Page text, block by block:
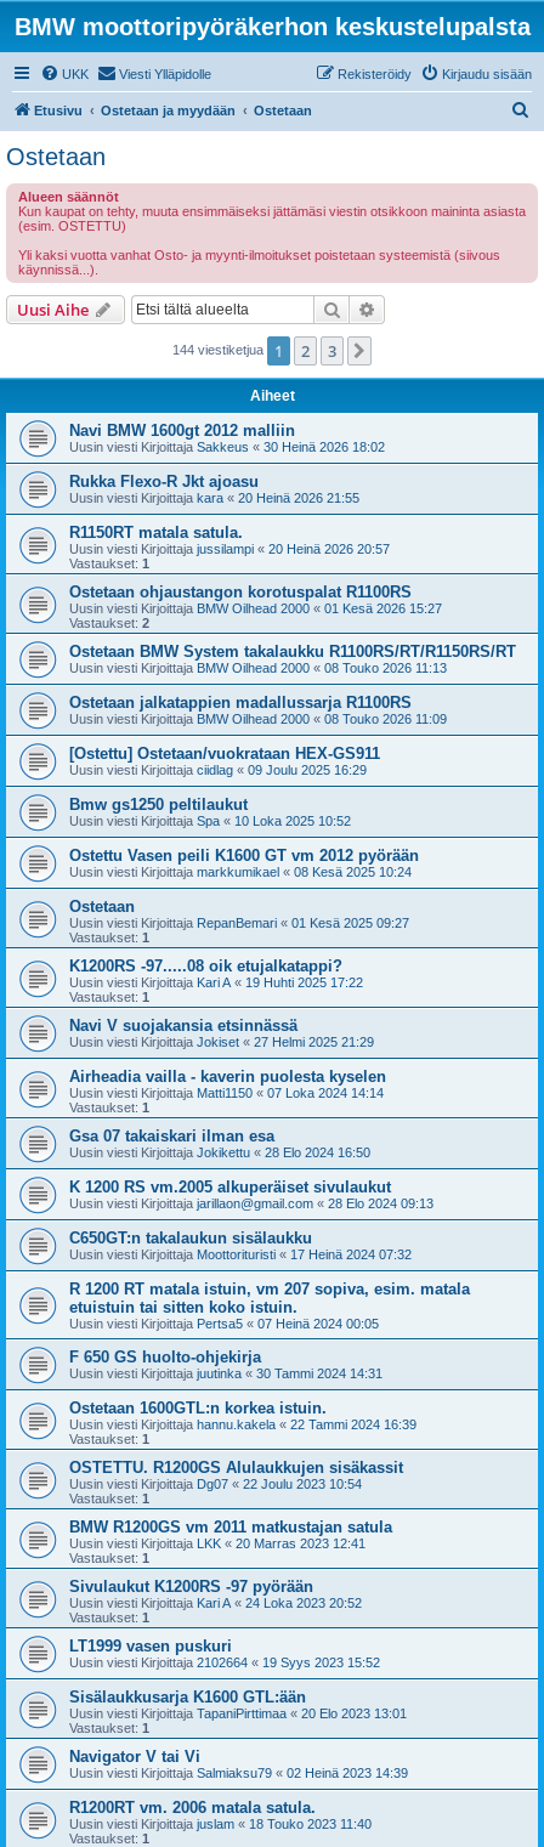
BMW moottoripyöräkerhon keskustelupalsta
UKK Viesti Ylläpidolle Kirjaudu sisään
Rekisteröidy
Etusivu Ostetaan ja myydään Ostetaan
Ostetaan
Alueen säännöt
Kun kaupat on tehty, muuta ensimmäiseksi jättämäsi viestin otsikkoon maininta asiasta
(esim. OSTETTU)
Yli kaksi vuotta vanhat Osto- ja myynti-ilmoitukset poistetaan systeemistä (siivous
käynnissä...).
Uusi Aihe Etsi
144 viestiketjua 1 2 3
Aiheet
Navi BMW 1600gt 2012 malliin
Uusin viesti Kirjoittaja Sakkeus « 30 Heinä 2026 18:02
Rukka Flexo-R Jkt ajoasu
Uusin viesti Kirjoittaja kara « 20 Heinä 2026 21:55
R1150RT matala satula.
Uusin viesti Kirjoittaja jussilampi « 20 Heinä 2026 20:57
Vastaukset: 1
Ostetaan ohjaustangon korotuspalat R1100RS
Uusin viesti Kirjoittaja BMW Oilhead 2000 « 01 Kesä 2026 15:27
Vastaukset: 2
Ostetaan BMW System takalaukku R1100RS/RT/R1150RS/RT
Uusin viesti Kirjoittaja BMW Oilhead 2000 « 08 Touko 2026 11:13
Ostetaan jalkatappien madallussarja R1100RS
Uusin viesti Kirjoittaja BMW Oilhead 2000 « 08 Touko 2026 11:09
[Ostettu] Ostetaan/vuokrataan HEX-GS911
Uusin viesti Kirjoittaja ciidlag « 09 Joulu 2025 16:29
Bmw gs1250 peltilaukut
Uusin viesti Kirjoittaja Spa « 10 Loka 2025 10:52
Ostettu Vasen peili K1600 GT vm 2012 pyörään
Uusin viesti Kirjoittaja markkumikael « 08 Kesä 2025 10:24
Ostetaan
Uusin viesti Kirjoittaja RepanBemari « 01 Kesä 2025 09:27
Vastaukset: 1
K1200RS -97.....08 oik etujalkatappi?
Uusin viesti Kirjoittaja Kari A « 19 Huhti 2025 17:22
Vastaukset: 1
Navi V suojakansia etsinnässä
Uusin viesti Kirjoittaja Jokiset « 27 Helmi 2025 21:29
Airheadia vailla - kaverin puolesta kyselen
Uusin viesti Kirjoittaja Matti1150 « 07 Loka 2024 14:14
Vastaukset: 1
Gsa 07 takaiskari ilman esa
Uusin viesti Kirjoittaja Jokikettu « 28 Elo 2024 16:50
K 1200 RS vm.2005 alkuperäiset sivulaukut
Uusin viesti Kirjoittaja jarillaon@gmail.com « 28 Elo 2024 09:13
C650GT:n takalaukun sisälaukku
Uusin viesti Kirjoittaja Moottorituristi « 17 Heinä 2024 07:32
R 1200 RT matala istuin, vm 207 sopiva, esim. matala
etuistuin tai sitten koko istuin.
Uusin viesti Kirjoittaja Pertsa5 « 07 Heinä 2024 00:05
F 650 GS huolto-ohjekirja
Uusin viesti Kirjoittaja juutinka « 30 Tammi 2024 14:31
Ostetaan 1600GTL:n korkea istuin.
Uusin viesti Kirjoittaja hannu.kakela « 22 Tammi 2024 16:39
Vastaukset: 1
OSTETTU. R1200GS Alulaukkujen sisäkassit
Uusin viesti Kirjoittaja Dg07 « 22 Joulu 2023 10:54
Vastaukset: 1
BMW R1200GS vm 2011 matkustajan satula
Uusin viesti Kirjoittaja LKK « 20 Marras 2023 12:41
Vastaukset: 1
Sivulaukut K1200RS -97 pyörään
Uusin viesti Kirjoittaja Kari A « 24 Loka 2023 20:52
Vastaukset: 1
LT1999 vasen puskuri
Uusin viesti Kirjoittaja 2102664 « 19 Syys 2023 15:52
Sisälaukkusarja K1600 GTL:ään
Uusin viesti Kirjoittaja TapaniPirttimaa « 20 Elo 2023 13:01
Vastaukset: 1
Navigator V tai Vi
Uusin viesti Kirjoittaja Salmiaksu79 « 02 Heinä 2023 14:39
R1200RT vm. 2006 matala satula.
Uusin viesti Kirjoittaja juslam « 18 Touko 2023 11:40
Vastaukset: 1